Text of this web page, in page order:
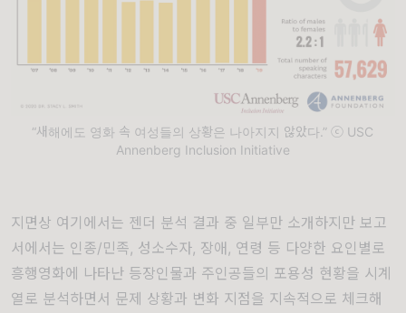
“새해에도 영화 속 여성들의 상황은 나아지지 않았다.” ⓒ USC
Annenberg Inclusion Initiative
지면상 여기에서는 젠더 분석 결과 중 일부만 소개하지만 보고
서에서는 인종/민족, 성소수자, 장애, 연령 등 다양한 요인별로
흥행영화에 나타난 등장인물과 주인공들의 포용성 현황을 시계
열로 분석하면서 문제 상황과 변화 지점을 지속적으로 체크해